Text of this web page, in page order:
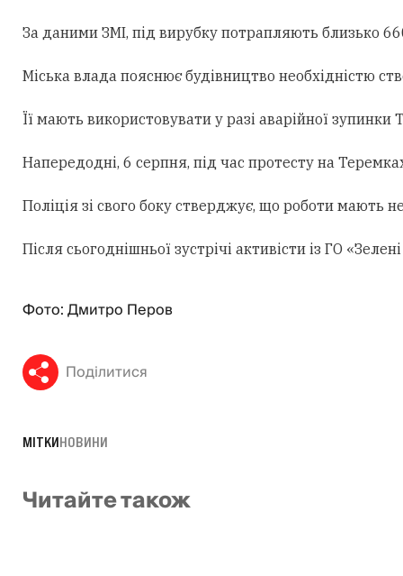
За даними ЗМІ, під вирубку потрапляють близько
Міська влада пояснює будівництво необхідністю
Її мають використовувати у разі аварійної
Напередодні, 6 серпня, під час протесту на
Поліція зі свого боку стверджує, що роботи мають
Після сьогоднішньої зустрічі активісти із ГО
Фото: Дмитро Перов
Поділитися
МІТКИНОВИНИ
Читайте також